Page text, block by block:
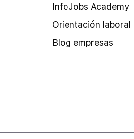
InfoJobs Academy
Orientación laboral
Blog empresas